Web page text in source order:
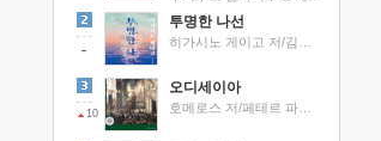
투명한 나선
10
오디세이아